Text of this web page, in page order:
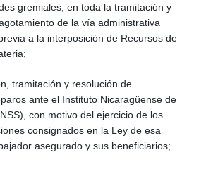
gremiales, en toda la tramitación y
de la vía administrativa
a la interposición de Recursos de
tramitación y resolución de
ante el Instituto Nicaragüense de
con motivo del ejercicio de los
consignados en la Ley de esa
asegurado y sus beneficiarios;